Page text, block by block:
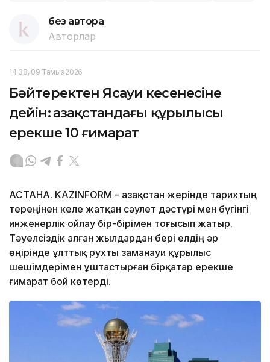
без автора
Авторлар
14:38, 09 Тамыз 2026
Бәйтеректен Ясауи кесенесіне
дейін: Қазақстандағы құрылысы
ерекше 10 ғимарат
АСТАНА. KAZINFORM – Қазақстан жерінде тарихтың
тереңінен келе жатқан сәулет дәстүрі мен бүгінгі
инженерлік ойлау бір-бірімен тоғысып жатыр.
Тәуелсіздік алған жылдардан бері елдің әр
өңірінде ұлттық рухты заманауи құрылыс
шешімдерімен ұштастырған бірқатар ерекше
ғимарат бой көтерді.